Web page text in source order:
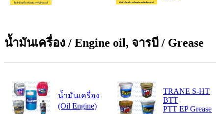
น้ำมันเครื่อง / Engine oil, จารบี / Grease
น้ำมันเครื่อง
(Oil Engine)
TRANE S-HT
BTT
PTT EP Grease